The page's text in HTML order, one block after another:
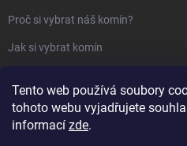
Tento web používá soubory
tohoto webu vyjadřujete
informací zde.
Proč si vybrat náš komín?
Jak si vybrat komín
Jak vybrat kamna nebo krbovou
Jak postavit krbovou obestavbu